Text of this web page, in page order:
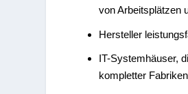
von Arbeitsplätzen
Hersteller
IT-Systemhäuser,
kompletter